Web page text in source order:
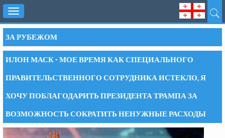
Toggle
navigation
ЗА РУБЕЖОМ
ИЛОН МАСК - МОЕ ВРЕМЯ КАК СПЕЦИАЛЬНОГО
ПРАВИТЕЛЬСТВЕННОГО СОТРУДНИКА ИСТЕКЛО, Я
ХОЧУ ПОБЛАГОДАРИТЬ ПРЕЗИДЕНТА ТРАМПА ЗА
ВОЗМОЖНОСТЬ СОКРАТИТЬ НЕНУЖНЫЕ РАСХОДЫ